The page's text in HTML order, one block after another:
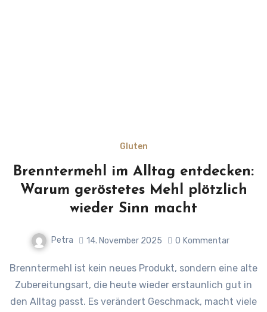
Gluten
Brenntermehl im Alltag entdecken:
Warum geröstetes Mehl plötzlich
wieder Sinn macht
Petra 14. November 2025 0 Kommentar
Brenntermehl ist kein neues Produkt, sondern eine alte
Zubereitungsart, die heute wieder erstaunlich gut in
den Alltag passt. Es verändert Geschmack, macht viele